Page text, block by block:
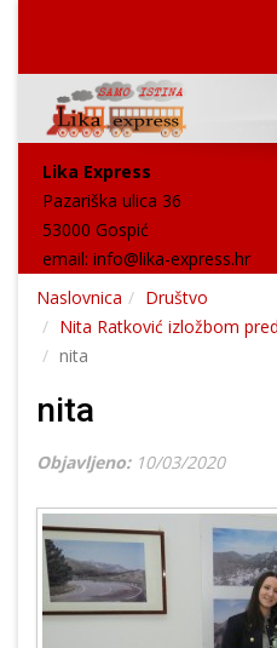
Lika Express
Pazariška ulica 36
53000 Gospić
email: info@lika-express.hr
Naslovnica
Društvo
Nita Ratković izložbom
nita
nita
Objavljeno: 10/03/2020